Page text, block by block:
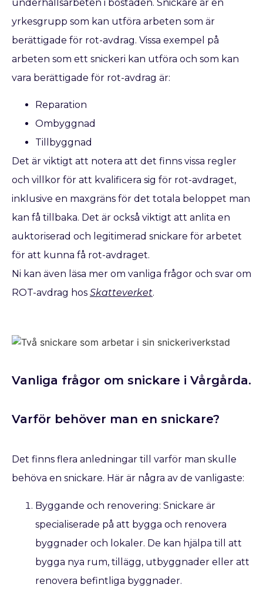
underhållsarbeten i bostaden. Snickare är en
yrkesgrupp som kan utföra arbeten som är
berättigade för rot-avdrag. Vissa exempel på
arbeten som ett snickeri kan utföra och som kan
vara berättigade för rot-avdrag är:
Reparation
Ombyggnad
Tillbyggnad
Det är viktigt att notera att det finns vissa regler
och villkor för att kvalificera sig för rot-avdraget,
inklusive en maxgräns för det totala beloppet man
kan få tillbaka. Det är också viktigt att anlita en
auktoriserad och legitimerad snickare för arbetet
för att kunna få rot-avdraget.
Ni kan även läsa mer om vanliga frågor och svar om
ROT-avdrag hos Skatteverket.
Vanliga frågor om snickare i Vårgårda.
Varför behöver man en snickare?
Det finns flera anledningar till varför man skulle
behöva en snickare. Här är några av de vanligaste:
Byggande och renovering: Snickare är
specialiserade på att bygga och renovera
byggnader och lokaler. De kan hjälpa till att
bygga nya rum, tillägg, utbyggnader eller att
renovera befintliga byggnader.